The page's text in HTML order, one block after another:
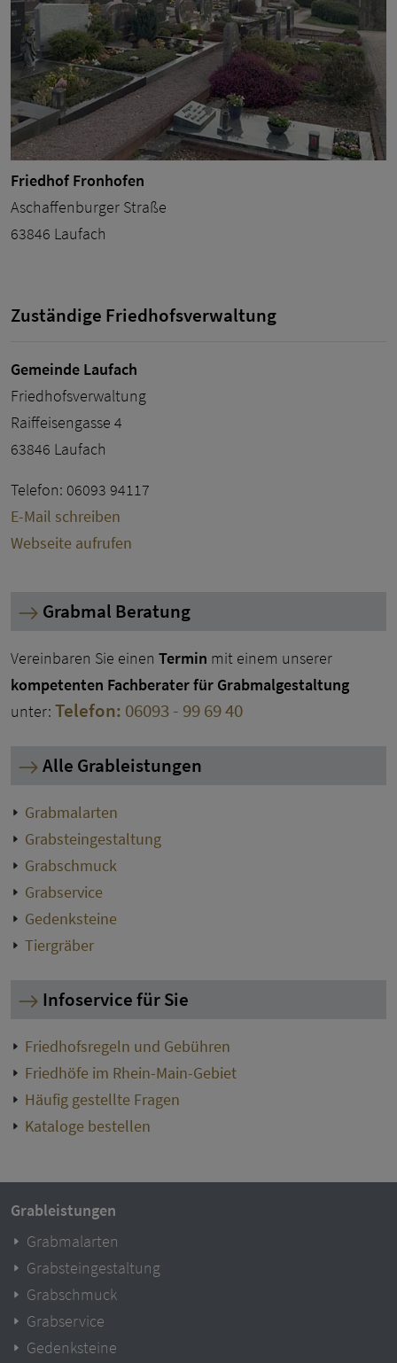
Friedhof Fronhofen
Aschaffenburger Straße
63846 Laufach
Zuständige Friedhofsverwaltung
Gemeinde Laufach
Friedhofsverwaltung
Raiffeisengasse 4
63846 Laufach
Telefon: 06093 94117
E-Mail schreiben
Webseite aufrufen
Grabmal Beratung
Vereinbaren Sie einen Termin mit einem unserer
kompetenten Fachberater für Grabmalgestaltung
unter: Telefon: 06093 - 99 69 40
Alle Grableistungen
Grabmalarten
Grabsteingestaltung
Grabschmuck
Grabservice
Gedenksteine
Tiergräber
Infoservice für Sie
Friedhofsregeln und Gebühren
Friedhöfe im Rhein-Main-Gebiet
Häufig gestellte Fragen
Kataloge bestellen
Grableistungen
Grabmalarten
Grabsteingestaltung
Grabschmuck
Grabservice
Gedenksteine